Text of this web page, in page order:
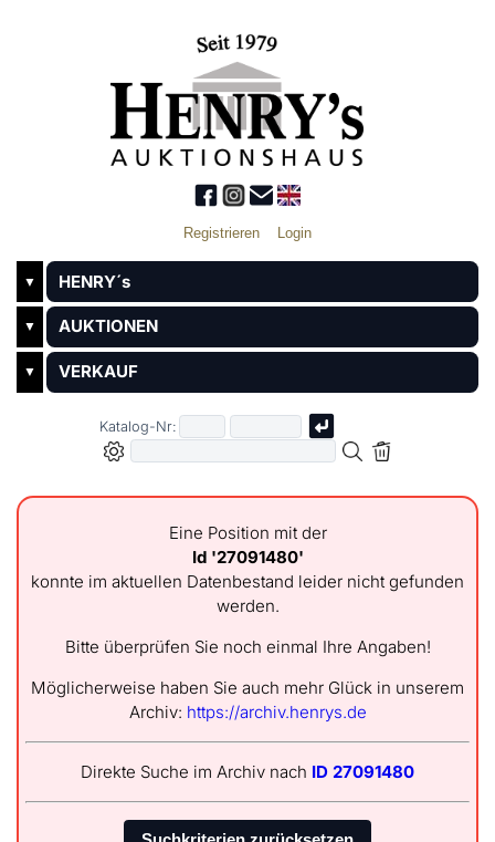
Registrieren Login
▼ HENRY´s
▼ AUKTIONEN
▼ VERKAUF
Katalog-Nr:
Eine Position mit der
Id '27091480'
konnte im aktuellen Datenbestand leider nicht gefunden
werden.
Bitte überprüfen Sie noch einmal Ihre Angaben!
Möglicherweise haben Sie auch mehr Glück in unserem
Archiv: https://archiv.henrys.de
Direkte Suche im Archiv nach ID 27091480